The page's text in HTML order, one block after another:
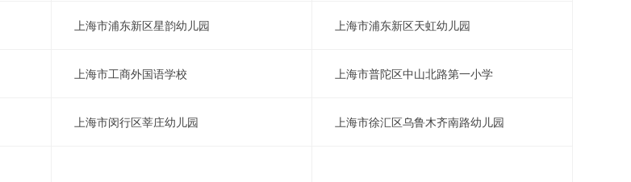
上海市浦东新区星韵幼儿园 上海市浦东新区天虹幼儿园
上海市工商外国语学校 上海市普陀区中山北路第一小学
上海市闵行区莘庄幼儿园 上海市徐汇区乌鲁木齐南路幼儿园